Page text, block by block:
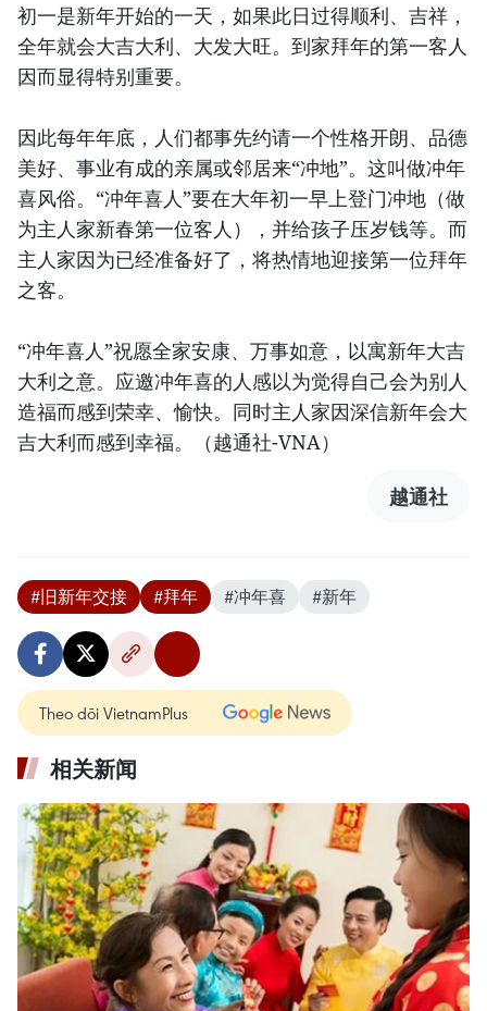
初一是新年开始的一天，如果此日过得顺利、吉祥，
全年就会大吉大利、大发大旺。到家拜年的第一客人
因而显得特别重要。
因此每年年底，人们都事先约请一个性格开朗、品德
美好、事业有成的亲属或邻居来“冲地”。这叫做冲年
喜风俗。“冲年喜人”要在大年初一早上登门冲地（做
为主人家新春第一位客人），并给孩子压岁钱等。而
主人家因为已经准备好了，将热情地迎接第一位拜年
之客。
“冲年喜人”祝愿全家安康、万事如意，以寓新年大吉
大利之意。应邀冲年喜的人感以为觉得自己会为别人
造福而感到荣幸、愉快。同时主人家因深信新年会大
吉大利而感到幸福。（越通社-VNA）
越通社
#旧新年交接 #拜年 #冲年喜 #新年
Theo dõi VietnamPlus
相关新闻